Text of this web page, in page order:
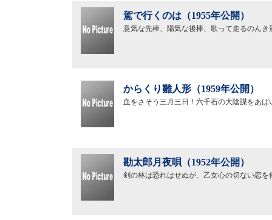
駕で行くのは（1955年公開）
意気な先棒、陽気な後棒、歌って走るのん
からくり雛人形（1959年公開）
血をさそう三月三日！六千石の大陰謀をあば
勘太郎月夜唄（1952年公開）
剣の林は恐れはせぬが、乙女心の切ない恋を